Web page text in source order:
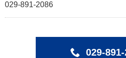
029-891-2086
029-